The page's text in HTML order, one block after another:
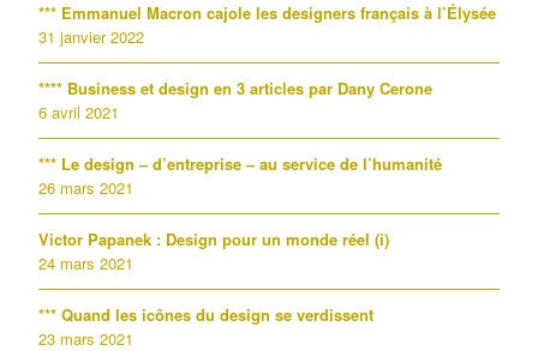
*** Emmanuel Macron cajole les designers français à l’Élysée
31 janvier 2022
**** Business et design en 3 articles par Dany Cerone
6 avril 2021
*** Le design – d’entreprise – au service de l’humanité
26 mars 2021
Victor Papanek : Design pour un monde réel (i)
24 mars 2021
*** Quand les icônes du design se verdissent
23 mars 2021